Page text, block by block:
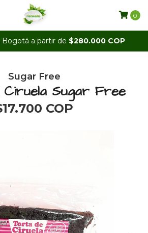
Bogotá a partir de $280.000 COP
0
Sugar Free
Sugar Free
COP